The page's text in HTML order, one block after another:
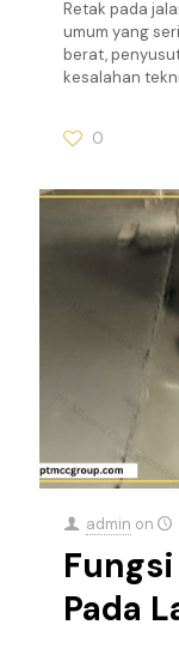
Retak pada
umum yang
berat,
kesalahan
0
admin on
Pada